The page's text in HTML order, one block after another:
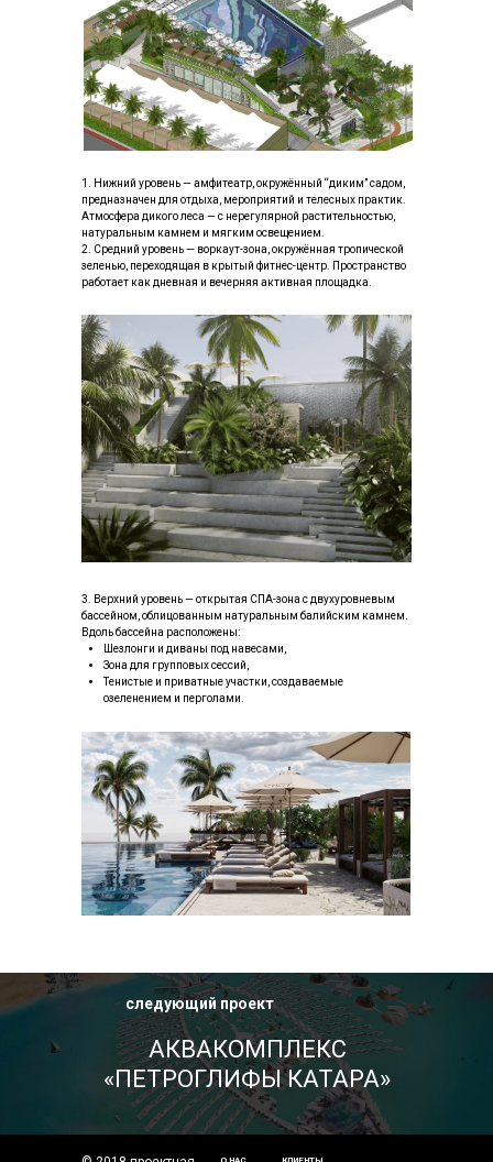
1. Нижний уровень — амфитеатр, окружённый “диким” садом,
предназначен для отдыха, мероприятий и телесных практик.
Атмосфера дикого леса — с нерегулярной растительностью,
натуральным камнем и мягким освещением.
2. Средний уровень — воркаут-зона, окружённая тропической
зеленью, переходящая в крытый фитнес-центр. Пространство
работает как дневная и вечерняя активная площадка.
3. Верхний уровень — открытая СПА-зона с двухуровневым
бассейном, облицованным натуральным балийским камнем.
Вдоль бассейна расположены:
Шезлонги и диваны под навесами,
Зона для групповых сессий,
Тенистые и приватные участки, создаваемые
озеленением и перголами.
следующий проект
АКВАКОМПЛЕКС
«ПЕТРОГЛИФЫ КАТАРА»